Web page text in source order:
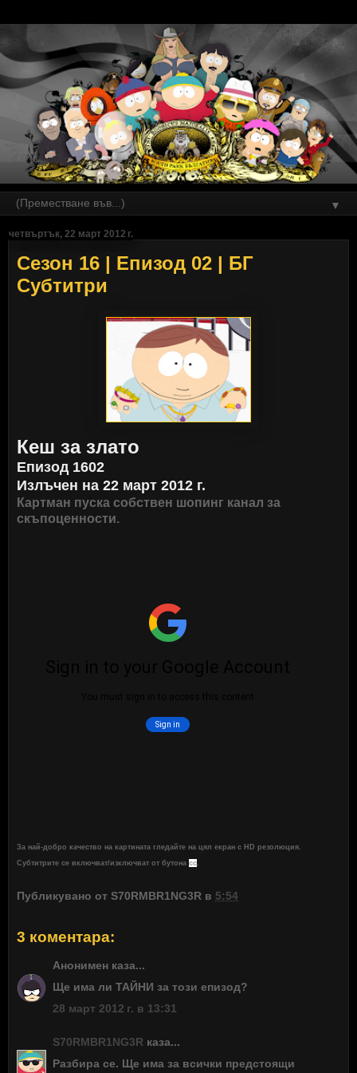
▼
четвъртък, 22 март 2012 г.
Сезон 16 | Епизод 02 | БГ
Субтитри
Кеш за злато
Епизод 1602
Излъчен на 22 март 2012 г.
Картман пуска собствен шопинг канал за
скъпоценности.
За най-добро качество на картината гледайте на цял екран с HD резолюция.
Субтитрите се включват/изключват от бутона cc.
Публикувано от S70RMBR1NG3R в 5:54
3 коментара:
Анонимен каза...
Ще има ли ТАЙНИ за този епизод?
28 март 2012 г. в 13:31
S70RMBR1NG3R каза...
Разбира се. Ще има за всички предстоящи